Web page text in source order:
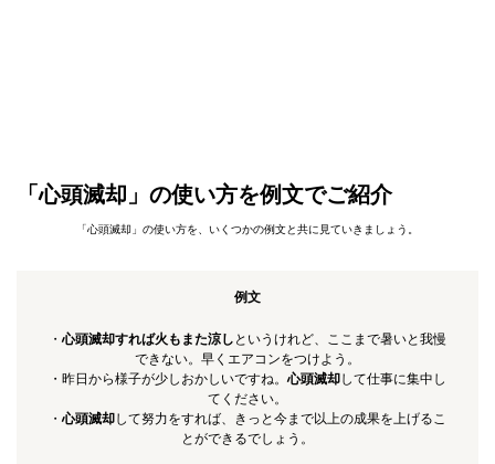
「心頭滅却」の使い方を例文でご紹介
「心頭滅却」の使い方を、いくつかの例文と共に見ていきましょう。
例文
・心頭滅却すれば火もまた涼し というけれど、ここまで暑いと我慢
できない。早くエアコンをつけよう。
・昨日から様子が少しおかしいですね。心頭滅却して仕事に集中し
てください。
・心頭滅却して努力をすれば、きっと今まで以上の成果を上げるこ
とができるでしょう。